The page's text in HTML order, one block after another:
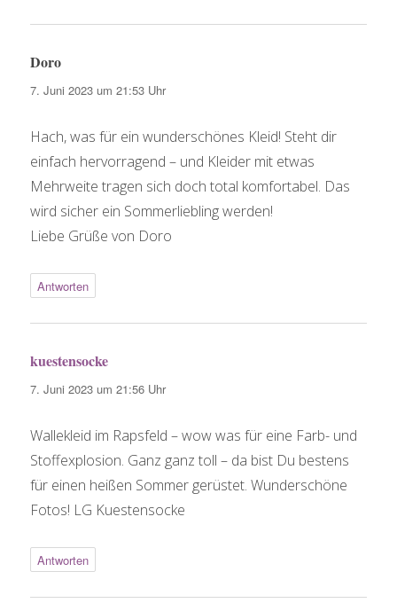
Doro
7. Juni 2023 um 21:53 Uhr
Hach, was für ein wunderschönes Kleid! Steht dir
einfach hervorragend – und Kleider mit etwas
Mehrweite tragen sich doch total komfortabel. Das
wird sicher ein Sommerliebling werden!
Liebe Grüße von Doro
Antworten
kuestensocke
7. Juni 2023 um 21:56 Uhr
Wallekleid im Rapsfeld – wow was für eine Farb- und
Stoffexplosion. Ganz ganz toll – da bist Du bestens
für einen heißen Sommer gerüstet. Wunderschöne
Fotos! LG Kuestensocke
Antworten